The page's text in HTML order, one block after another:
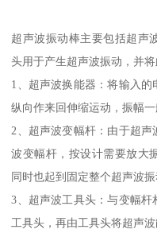
超声波振动棒主要包括超声
头用于产生超声波振动，并
1、超声波换能器：将输入
纵向作来回伸缩运动，振幅一
2、超声波变幅杆：由于超
波变幅杆，按设计需要放大
同时也起到固定整个超声波振
3、超声波工具头：与变幅
工具头，再由工具头将超声